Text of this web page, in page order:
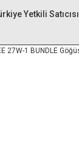
III
Yetkili Satıcısı